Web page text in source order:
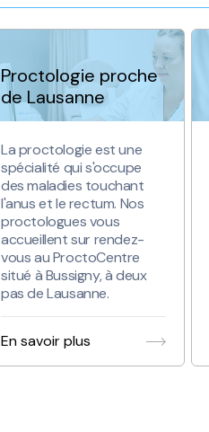
Proctologie proche
de Lausanne
La proctologie est une
spécialité qui s'occupe
des maladies touchant
l'anus et le rectum. Nos
proctologues vous
accueillent sur rendez-
vous au ProctoCentre
situé à Bussigny, à deux
pas de Lausanne.
En savoir plus